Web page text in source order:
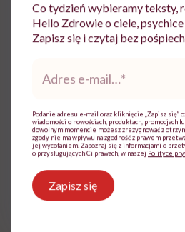
łatwiej zachowywać pełną
czego bać – bardziej niż, nawet
tracimy ze sobą kontakt, co
Decydując się na
komunikat, z którego wynika,
pełni, ze wszystkimi emocjami
że zasługujemy na wsparcie w
Co tydzień wybieramy teksty,
Hello Zdrowie o ciele,
Zapisz się i czytaj bez
*
Podanie adresu e-mail oraz kliknięcie „Zapisz się”
wiadomości o nowościach, produktach, promocjach
dowolnym momencie możesz zrezygnować z
zgody nie ma wpływu na zgodność z prawem
jej wycofaniem. Zapoznaj się z informacjami o
o przysługujących Ci prawach, w naszej Polityce
Zapisz się